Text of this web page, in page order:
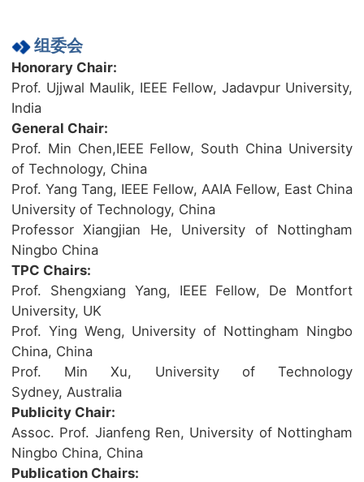
组委会
Honorary Chair:
Prof. Ujjwal Maulik, IEEE Fellow, Jadavpur University,
India
General Chair:
Prof. Min Chen,IEEE Fellow, South China University
of Technology, China
Prof. Yang Tang, IEEE Fellow, AAIA Fellow, East China
University of Technology, China
Professor Xiangjian He, University of Nottingham
Ningbo China
TPC Chairs:
Prof. Shengxiang Yang, IEEE Fellow, De Montfort
University, UK
Prof. Ying Weng, University of Nottingham Ningbo
China, China
Prof. Min Xu, University of Technology
Sydney, Australia
Publicity Chair:
Assoc. Prof. Jianfeng Ren, University of Nottingham
Ningbo China, China
Publication Chairs: